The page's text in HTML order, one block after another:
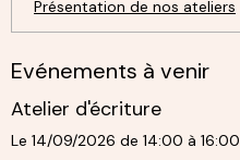
Présentation de nos ateliers
Evénements à venir
Atelier d'écriture
Le 14/09/2026 de 14:00 à 16:00